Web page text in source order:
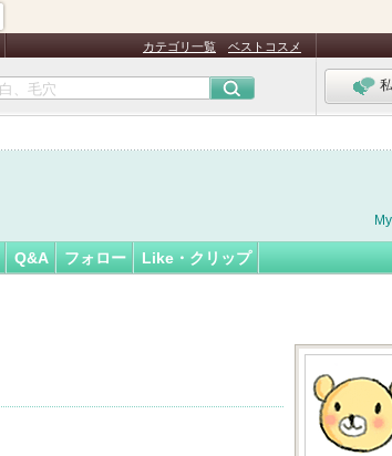
カテゴリ一覧 ベストコスメ
Q&A フォロー Like・クリップ